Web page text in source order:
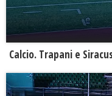
Calcio. Trapani e